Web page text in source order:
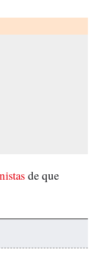
de que